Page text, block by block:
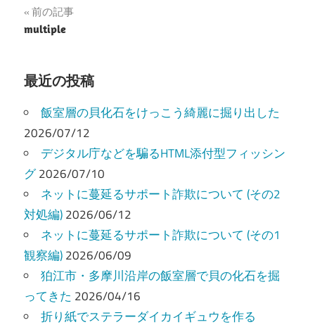
投
稿
ナ
ビ
ゲ
ー
シ
ョ
ン
前の記事
multiple
最近の投稿
飯室層の貝化石をけっこう綺麗に掘り出した
2026/07/12
デジタル庁などを騙るHTML添付型フィッシン
グ2026/07/10
ネットに蔓延るサポート詐欺について (その2
対処編)2026/06/12
ネットに蔓延るサポート詐欺について (その1
観察編)2026/06/09
狛江市・多摩川沿岸の飯室層で貝の化石を掘
ってきた 2026/04/16
折り紙でステラーダイカイギュウを作る